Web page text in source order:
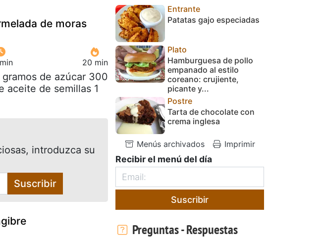
de moras
20 min
de azúcar 300
aceite de semillas 1
introduzca su
Suscribir
Entrante
Patatas gajo especiadas
Plato
Hamburguesa de pollo
empanado al estilo
coreano: crujiente,
picante y...
Postre
Tarta de chocolate con
crema inglesa
Menús archivados Imprimir
Recibir el menú del día
Suscribir
Preguntas - Respuestas